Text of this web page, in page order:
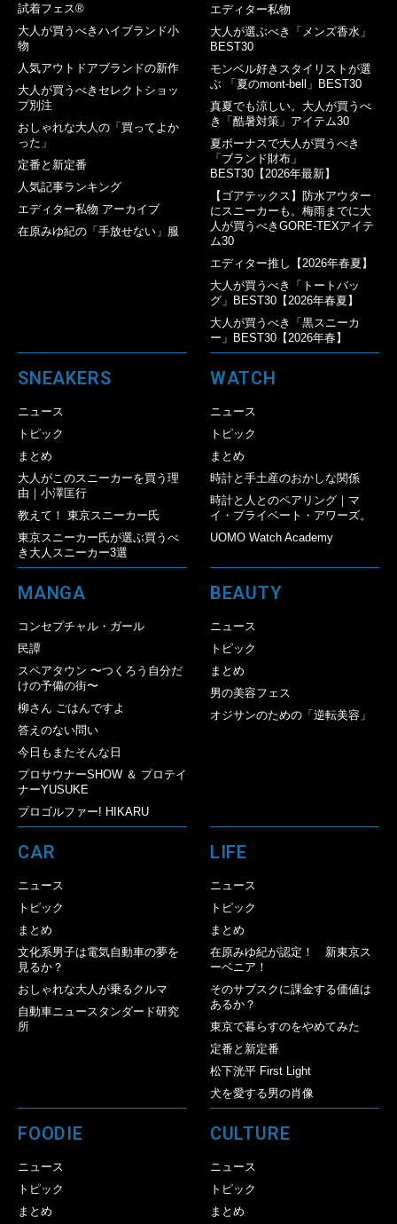
試着フェス®︎
大人が買うべきハイブランド小
物
人気アウトドアブランドの新作
大人が買うべきセレクトショッ
プ別注
おしゃれな大人の「買ってよか
った」
定番と新定番
人気記事ランキング
エディター私物 アーカイブ
在原みゆ紀の「手放せない」服
エディター私物
大人が選ぶべき「メンズ香水」
BEST30
モンベル好きスタイリストが選
ぶ 「夏のmont-bell」BEST30
真夏でも涼しい。大人が買うべ
き「酷暑対策」アイテム30
夏ボーナスで大人が買うべき
「ブランド財布」
BEST30【2026年最新】
【ゴアテックス】防水アウター
にスニーカーも。梅雨までに大
人が買うべきGORE-TEXアイテ
ム30
エディター推し【2026年春夏】
大人が買うべき「トートバッ
グ」BEST30【2026年春夏】
大人が買うべき「黒スニーカ
ー」BEST30【2026年春】
SNEAKERS
ニュース
トピック
まとめ
大人がこのスニーカーを買う理
由｜小澤匡行
教えて！ 東京スニーカー氏
東京スニーカー氏が選ぶ買うべ
き大人スニーカー3選
WATCH
ニュース
トピック
まとめ
時計と手土産のおかしな関係
時計と人とのペアリング｜マ
イ・プライベート・アワーズ。
UOMO Watch Academy
MANGA
コンセプチャル・ガール
民譚
スペアタウン 〜つくろう自分だ
けの予備の街〜
柳さん ごはんですよ
答えのない問い
今日もまたそんな日
プロサウナーSHOW ＆ プロテイ
ナーYUSUKE
プロゴルファー! HIKARU
BEAUTY
ニュース
トピック
まとめ
男の美容フェス
オジサンのための「逆転美容」
CAR
ニュース
トピック
まとめ
文化系男子は電気自動車の夢を
見るか？
おしゃれな大人が乗るクルマ
自動車ニュースタンダード研究
所
LIFE
ニュース
トピック
まとめ
在原みゆ紀が認定！ 新東京ス
ーベニア！
そのサブスクに課金する価値は
あるか？
東京で暮らすのをやめてみた
定番と新定番
松下洸平 First Light
犬を愛する男の肖像
FOODIE
ニュース
トピック
まとめ
CULTURE
ニュース
トピック
まとめ